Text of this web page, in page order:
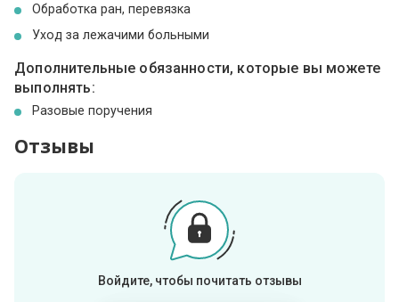
Обработка ран, перевязка
Уход за лежачими больными
Дополнительные обязанности, которые вы можете
выполнять:
Разовые поручения
Отзывы
Войдите, чтобы почитать отзывы